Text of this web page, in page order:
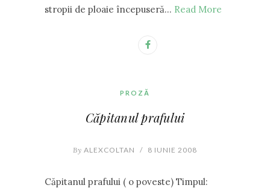
stropii de ploaie începuseră… Read More
PROZĂ
Căpitanul prafului
By ALEXCOLTAN / 8 IUNIE 2008
Căpitanul prafului ( o poveste) Timpul: